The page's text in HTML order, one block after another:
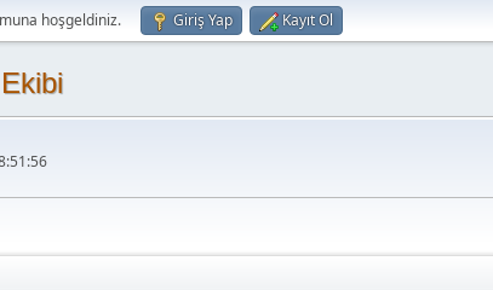
hoşgeldiniz. Giriş Yap Kayıt Ol